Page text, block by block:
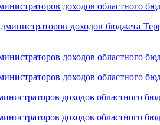
доходов областного
доходов бюджета
доходов областного
доходов областного
доходов областного
доходов областного